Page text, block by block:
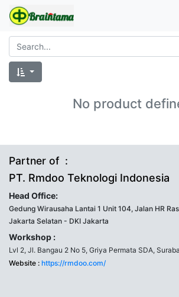
No product
Partner of :
PT. Rmdoo Teknologi Indonesia
Head Office:
Gedung Wirausaha Lantai 1 Unit 104, Jalan HR
Jakarta Selatan - DKI Jakarta
Workshop :
Lvl 2, Jl. Bangau 2 No 5, Griya Permata SDA,
Website : https://rmdoo.com/